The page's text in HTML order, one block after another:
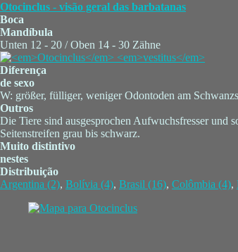
Otocinclus - visão geral das barbatanas
Boca
Mandíbula
Unten 12 - 20 / Oben 14 - 30 Zähne
Diferença
de sexo
W: größer, fülliger, weniger Odontoden am
Outros
Die Tiere sind ausgesprochen Aufwuchsfresser und
Seitenstreifen grau bis schwarz.
Muito distintivo
nestes
Distribuição
Argentina (2), Bolívia (4), Brasil (16), Colômbia (4),